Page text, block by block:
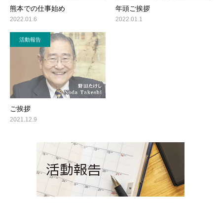
熊本での仕事始め
2022.01.6
年頭ご挨拶
2022.01.1
活動報告
ご挨拶
2021.12.9